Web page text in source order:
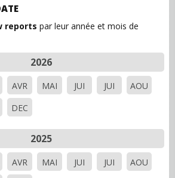
reports par leur année et mois de
2026
AVR MAI JUI JUI
AOU
DEC
2025
AVR MAI JUI JUI
AOU